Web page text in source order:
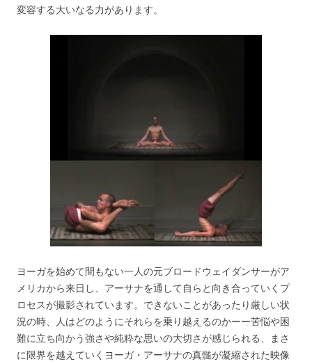
変容する大いなる力があります。
ヨーガを始めて間もない一人の元ブロードウェイダンサーがア
メリカから来日し、アーサナを通して自らと向き合っていくプ
ロセスが撮影されています。できないことがあったり厳しい状
況の時、人はどのようにそれらを乗り越えるのかーー苦悩や困
難に立ち向かう強さや純粋な思いの大切さが感じられる、まさ
に限界を越えていくヨーガ・アーサナの真髄が凝縮された映像